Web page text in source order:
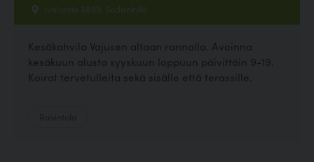
Ivalontie 3869, Sodankylä
Kesäkahvila Vajusen altaan rannalla. Avoinna
kesäkuun alusta syyskuun loppuun päivittäin 9-19.
Koirat tervetulleita sekä sisälle että terassille.